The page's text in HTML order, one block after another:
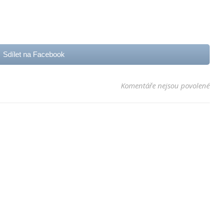
Sdílet na Facebook
Komentáře nejsou povolenéu